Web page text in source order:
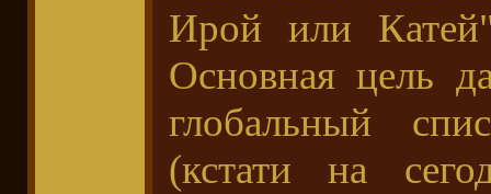
Ирой или
Основная цель
глобальный
(кстати на